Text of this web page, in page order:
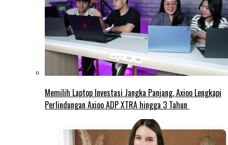
Memilih Laptop Investasi Jangka Panjang, Axioo Lengkapi
Perlindungan Axioo ADP XTRA hingga 3 Tahun